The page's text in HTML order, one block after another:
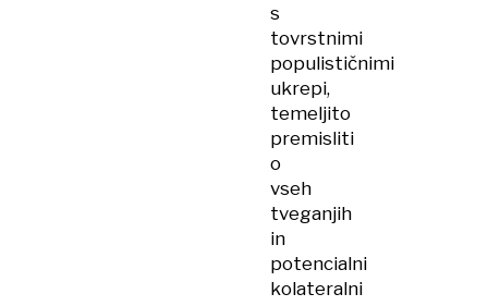
s
tovrstnimi
populističnimi
ukrepi,
temeljito
premisliti
o
vseh
tveganjih
in
potencialni
kolateralni